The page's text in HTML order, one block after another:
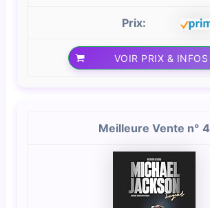
VOIR PRIX & INFOS
4